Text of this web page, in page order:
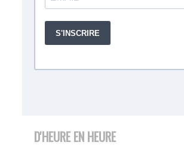
D'HEURE EN HEURE